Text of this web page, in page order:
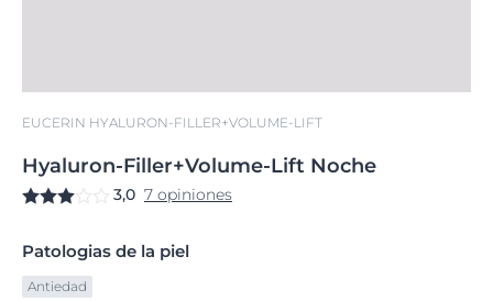
EUCERIN HYALURON-FILLER+VOLUME-LIFT
Hyaluron-Filler+Volume-Lift Noche
3,0 7 opiniones
Patologias de la piel
Antiedad